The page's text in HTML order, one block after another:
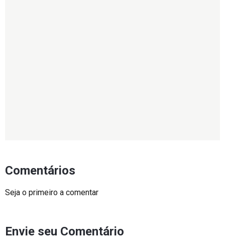
Comentários
Seja o primeiro a comentar
Envie seu Comentário